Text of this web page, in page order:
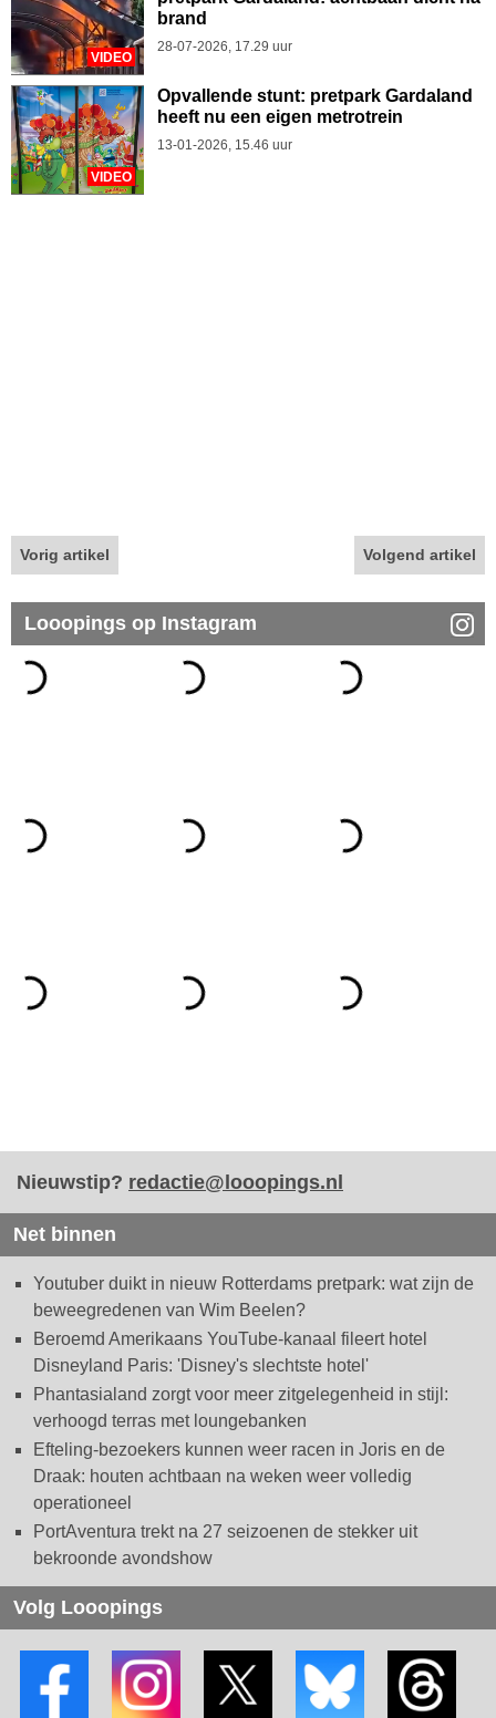
VIDEO
brand
28-07-2026, 17.29 uur
VIDEO
Opvallende stunt: pretpark Gardaland
heeft nu een eigen metrotrein
13-01-2026, 15.46 uur
Vorig artikel Volgend artikel
Looopings op Instagram
Nieuwstip? redactie@looopings.nl
Net binnen
Youtuber duikt in nieuw Rotterdams pretpark: wat zijn de
beweegredenen van Wim Beelen?
Beroemd Amerikaans YouTube-kanaal fileert hotel
Disneyland Paris: 'Disney's slechtste hotel'
Phantasialand zorgt voor meer zitgelegenheid in stijl:
verhoogd terras met loungebanken
Efteling-bezoekers kunnen weer racen in Joris en de
Draak: houten achtbaan na weken weer volledig
operationeel
PortAventura trekt na 27 seizoenen de stekker uit
bekroonde avondshow
Volg Looopings